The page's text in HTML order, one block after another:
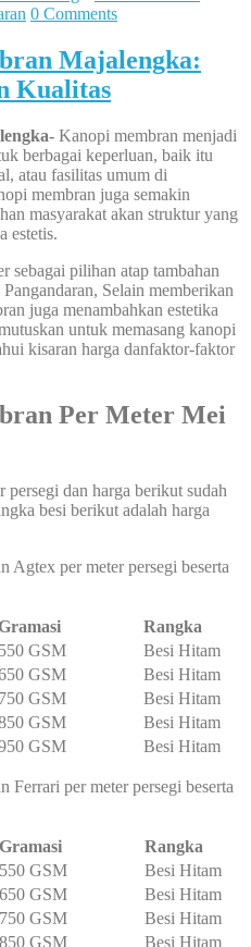
0 Comments
Majalengka:
Kualitas
Kanopi membran menjadi
berbagai keperluan, baik itu
atau fasilitas umum di
membran juga semakin
masyarakat akan struktur yang
estetis.
sebagai pilihan atap tambahan
Selain memberikan
juga menambahkan estetika
untuk memasang kanopi
kisaran harga danfaktor-faktor
Per Meter Mei
dan harga berikut sudah
besi berikut adalah harga
Agtex per meter persegi beserta
Rangka
550 GSM
Besi Hitam
GSM
Besi Hitam
750 GSM
Besi Hitam
GSM
Besi Hitam
GSM Besi Hitam
Ferrari per meter persegi beserta
Gramasi
Rangka
550 GSM
Besi Hitam
650 GSM
Besi Hitam
750 GSM
Besi Hitam
850 GSM
Besi Hitam